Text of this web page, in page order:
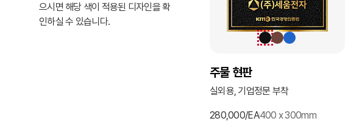
으시면 해당 색이 적용된 디자인을 확
인하실 수 있습니다.
주물 현판
실외용, 기업정문 부착
280,000/EA400 x 300mm